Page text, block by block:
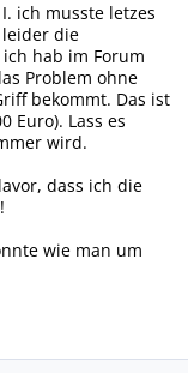
ich musste letzes
leider die
hab im Forum
Problem ohne
bekommt. Das ist
Euro). Lass es
wird.
dass ich die
wie man um